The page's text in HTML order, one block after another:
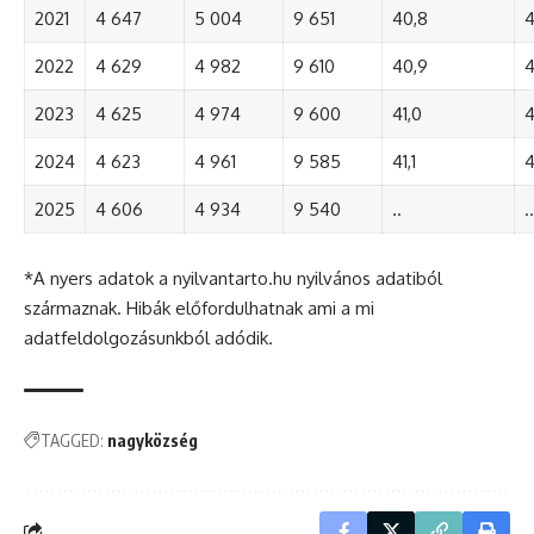
2021 4 647 5 004 9 651 40,8
2022 4 629 4 982 9 610 40,9
2023 4 625 4 974 9 600 41,0
2024 4 623 4 961 9 585 41,1
2025 4 606 4 934 9 540 .. ..
*A nyers adatok a nyilvantarto.hu nyilvános adatiból
származnak. Hibák előfordulhatnak ami a mi
adatfeldolgozásunkból adódik.
TAGGED: nagyközség